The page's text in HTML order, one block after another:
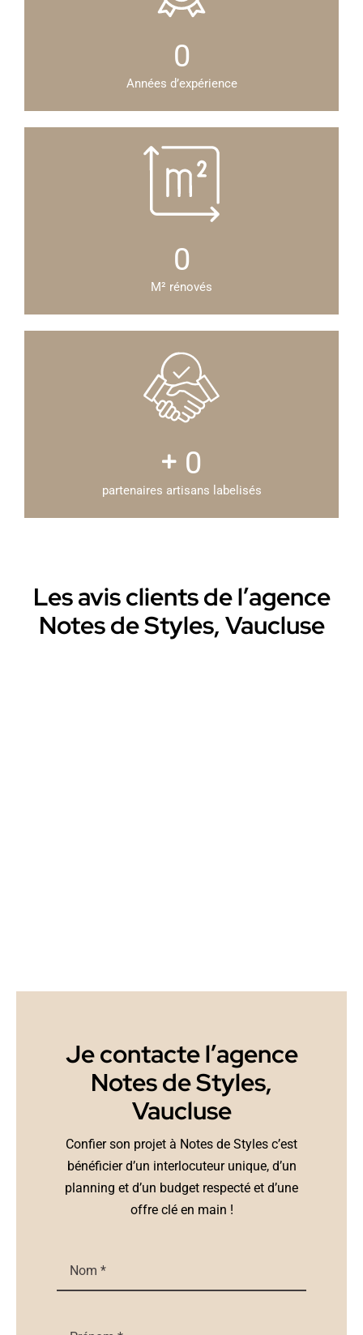
0
Années d’expérience
0
M² rénovés
0
partenaires artisans labelisés
Les avis clients de l’agence
Notes de Styles, Vaucluse
Je contacte l’agence
Notes de Styles,
Vaucluse
Confier son projet à Notes de Styles c’est
bénéficier d’un interlocuteur unique, d’un
planning et d’un budget respecté et d’une
offre clé en main !